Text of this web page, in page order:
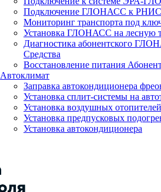
Подключение ГЛОНАСС к
Мониторинг транспорта под
Установка ГЛОНАСС на лесную
Диагностика абонентского
Средства
Восстановление питания
Автоклимат
Заправка автокондиционера
Установка сплит-системы на
Установка воздушных
Установка предпусковых
Установка автокондиционера